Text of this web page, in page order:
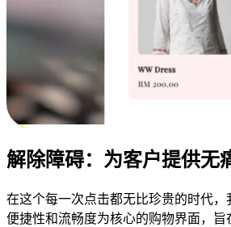
解除障碍：为客户提供无
在这个每一次点击都无比珍贵的时代，
便捷性和流畅度为核心的购物界面，旨